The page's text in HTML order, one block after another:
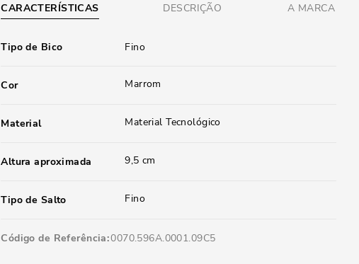
CARACTERÍSTICAS DESCRIÇÃO A MARCA
Tipo de Bico Fino
Cor Marrom
Material Material Tecnológico
Altura aproximada 9,5 cm
Tipo de Salto Fino
Código de Referência 0070.596A.0001.09C5